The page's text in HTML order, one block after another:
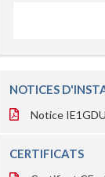
NOTICES
Notice IE1GDU
CERTIFICATS